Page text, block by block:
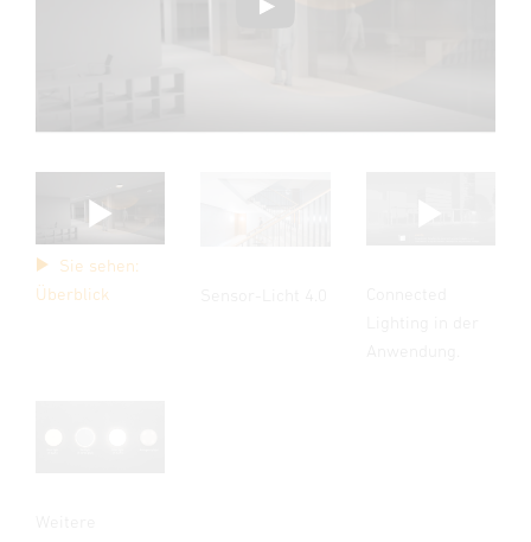
Sie sehen:
Überblick